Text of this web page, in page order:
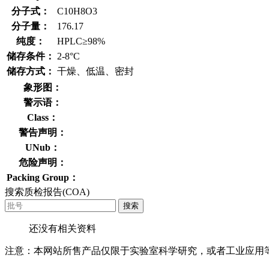
分子式：
C10H8O3
分子量：
176.17
纯度：
HPLC≥98%
储存条件：
2-8°C
储存方式： 干燥、低温、密封
象形图：
警示语：
Class：
警告声明：
UNub：
危险声明：
Packing Group：
搜索质检报告(COA)
搜索
还没有相关资料
注意：本网站所售产品仅限于实验室科学研究，或者工业应